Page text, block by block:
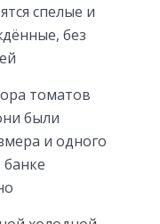
спелые и
без
томатов
были
и одного